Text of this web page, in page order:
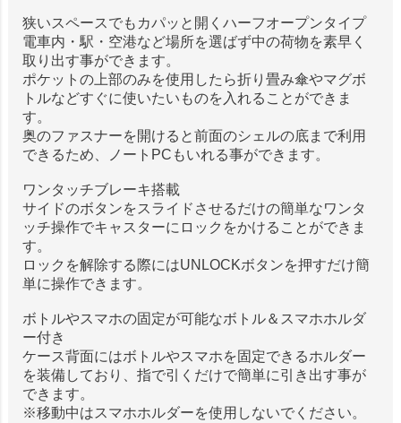
狭いスペースでもカパッと開くハーフオープンタイプ
電車内・駅・空港など場所を選ばず中の荷物を素早く
取り出す事ができます。
ポケットの上部のみを使用したら折り畳み傘やマグボ
トルなどすぐに使いたいものを入れることができま
す。
奥のファスナーを開けると前面のシェルの底まで利用
できるため、ノートPCもいれる事ができます。
ワンタッチブレーキ搭載
サイドのボタンをスライドさせるだけの簡単なワンタ
ッチ操作でキャスターにロックをかけることができま
す。
ロックを解除する際にはUNLOCKボタンを押すだけ簡
単に操作できます。
ボトルやスマホの固定が可能なボトル＆スマホホルダ
ー付き
ケース背面にはボトルやスマホを固定できるホルダー
を装備しており、指で引くだけで簡単に引き出す事が
できます。
※移動中はスマホホルダーを使用しないでください。